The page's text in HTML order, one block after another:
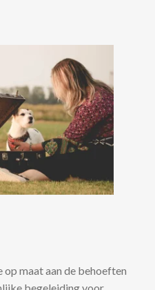
op maat aan de behoeften